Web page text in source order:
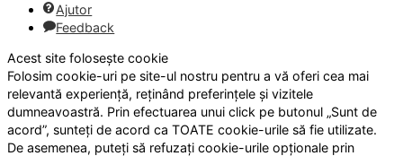
Ajutor
Feedback
Acest site folosește cookie
Folosim cookie-uri pe site-ul nostru pentru a vă oferi cea mai
relevantă experiență, reținând preferințele și vizitele
dumneavoastră. Prin efectuarea unui click pe butonul „Sunt de
acord”, sunteți de acord ca TOATE cookie-urile să fie utilizate.
De asemenea, puteți să refuzați cookie-urile opționale prin